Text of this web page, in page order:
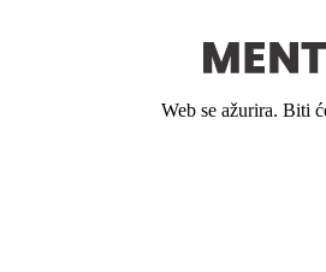
Web se ažurira. Biti